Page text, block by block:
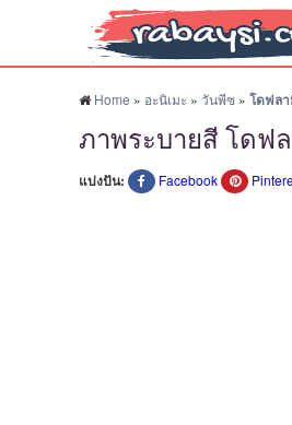
Home » อะนิเมะ » วันพีซ » โดฟลา
ภาพระบายสี โดฟ
แบ่งปัน: Facebook